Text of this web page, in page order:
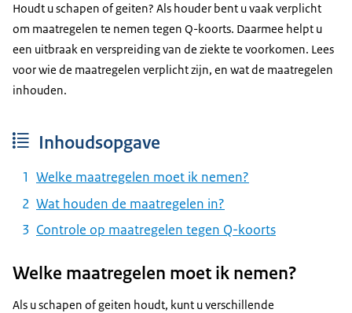
Houdt u schapen of geiten? Als houder bent u vaak verplicht
om maatregelen te nemen tegen Q-koorts. Daarmee helpt u
een uitbraak en verspreiding van de ziekte te voorkomen. Lees
voor wie de maatregelen verplicht zijn, en wat de maatregelen
inhouden.
Inhoudsopgave
Welke maatregelen moet ik nemen?
Wat houden de maatregelen in?
Controle op maatregelen tegen Q-koorts
Welke maatregelen moet ik nemen?
Als u schapen of geiten houdt, kunt u verschillende